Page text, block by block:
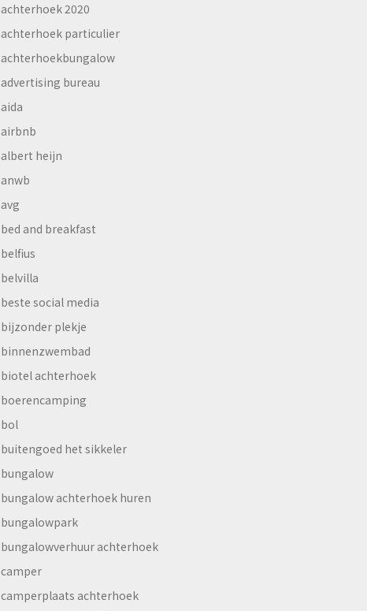
achterhoek 2020
achterhoek particulier
achterhoekbungalow
advertising bureau
aida
airbnb
albert heijn
anwb
avg
bed and breakfast
belfius
belvilla
beste social media
bijzonder plekje
binnenzwembad
biotel achterhoek
boerencamping
bol
buitengoed het sikkeler
bungalow
bungalow achterhoek huren
bungalowpark
bungalowverhuur achterhoek
camper
camperplaats achterhoek